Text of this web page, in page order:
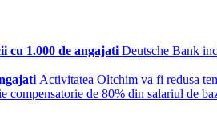
cu 1.000 de angajati Deutsche Bank
Activitatea Oltchim va fi redusa
de 80% din salariul de